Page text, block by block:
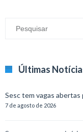
Últimas
Sesc tem vagas
7 de agosto de 2026